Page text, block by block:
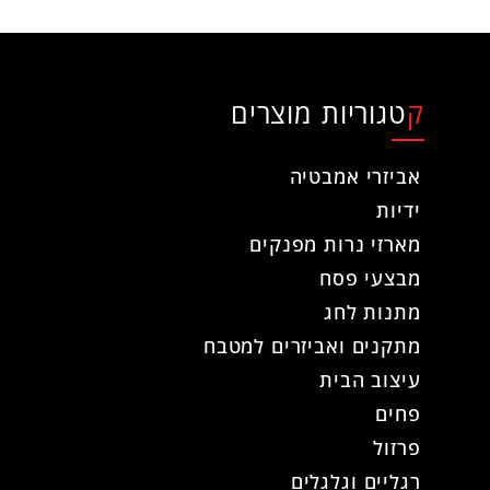
קטגוריות מוצרים
אביזרי אמבטיה
ידיות
מארזי נרות מפנקים
מבצעי פסח
מתנות לחג
מתקנים ואביזרים למטבח
עיצוב הבית
פחים
פרזול
רגליים וגלגלים